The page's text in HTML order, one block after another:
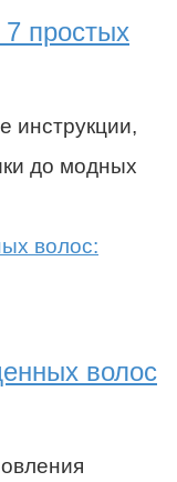
простых
инструкции,
до модных
волос